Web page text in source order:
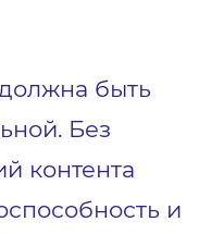
быть
Без
контента
и